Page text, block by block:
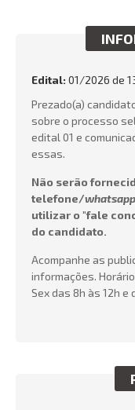
FALE CONOSCO
Edital: 01/2026 de
Prezado(a)
sobre o processo
edital 01 e
essas.
Não serão
telefone/
utilizar o "fale
do candidato.
Acompanhe as
informações.
Sex das 8h às 12h e